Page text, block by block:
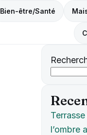
Bien-être/Santé
l’ombre